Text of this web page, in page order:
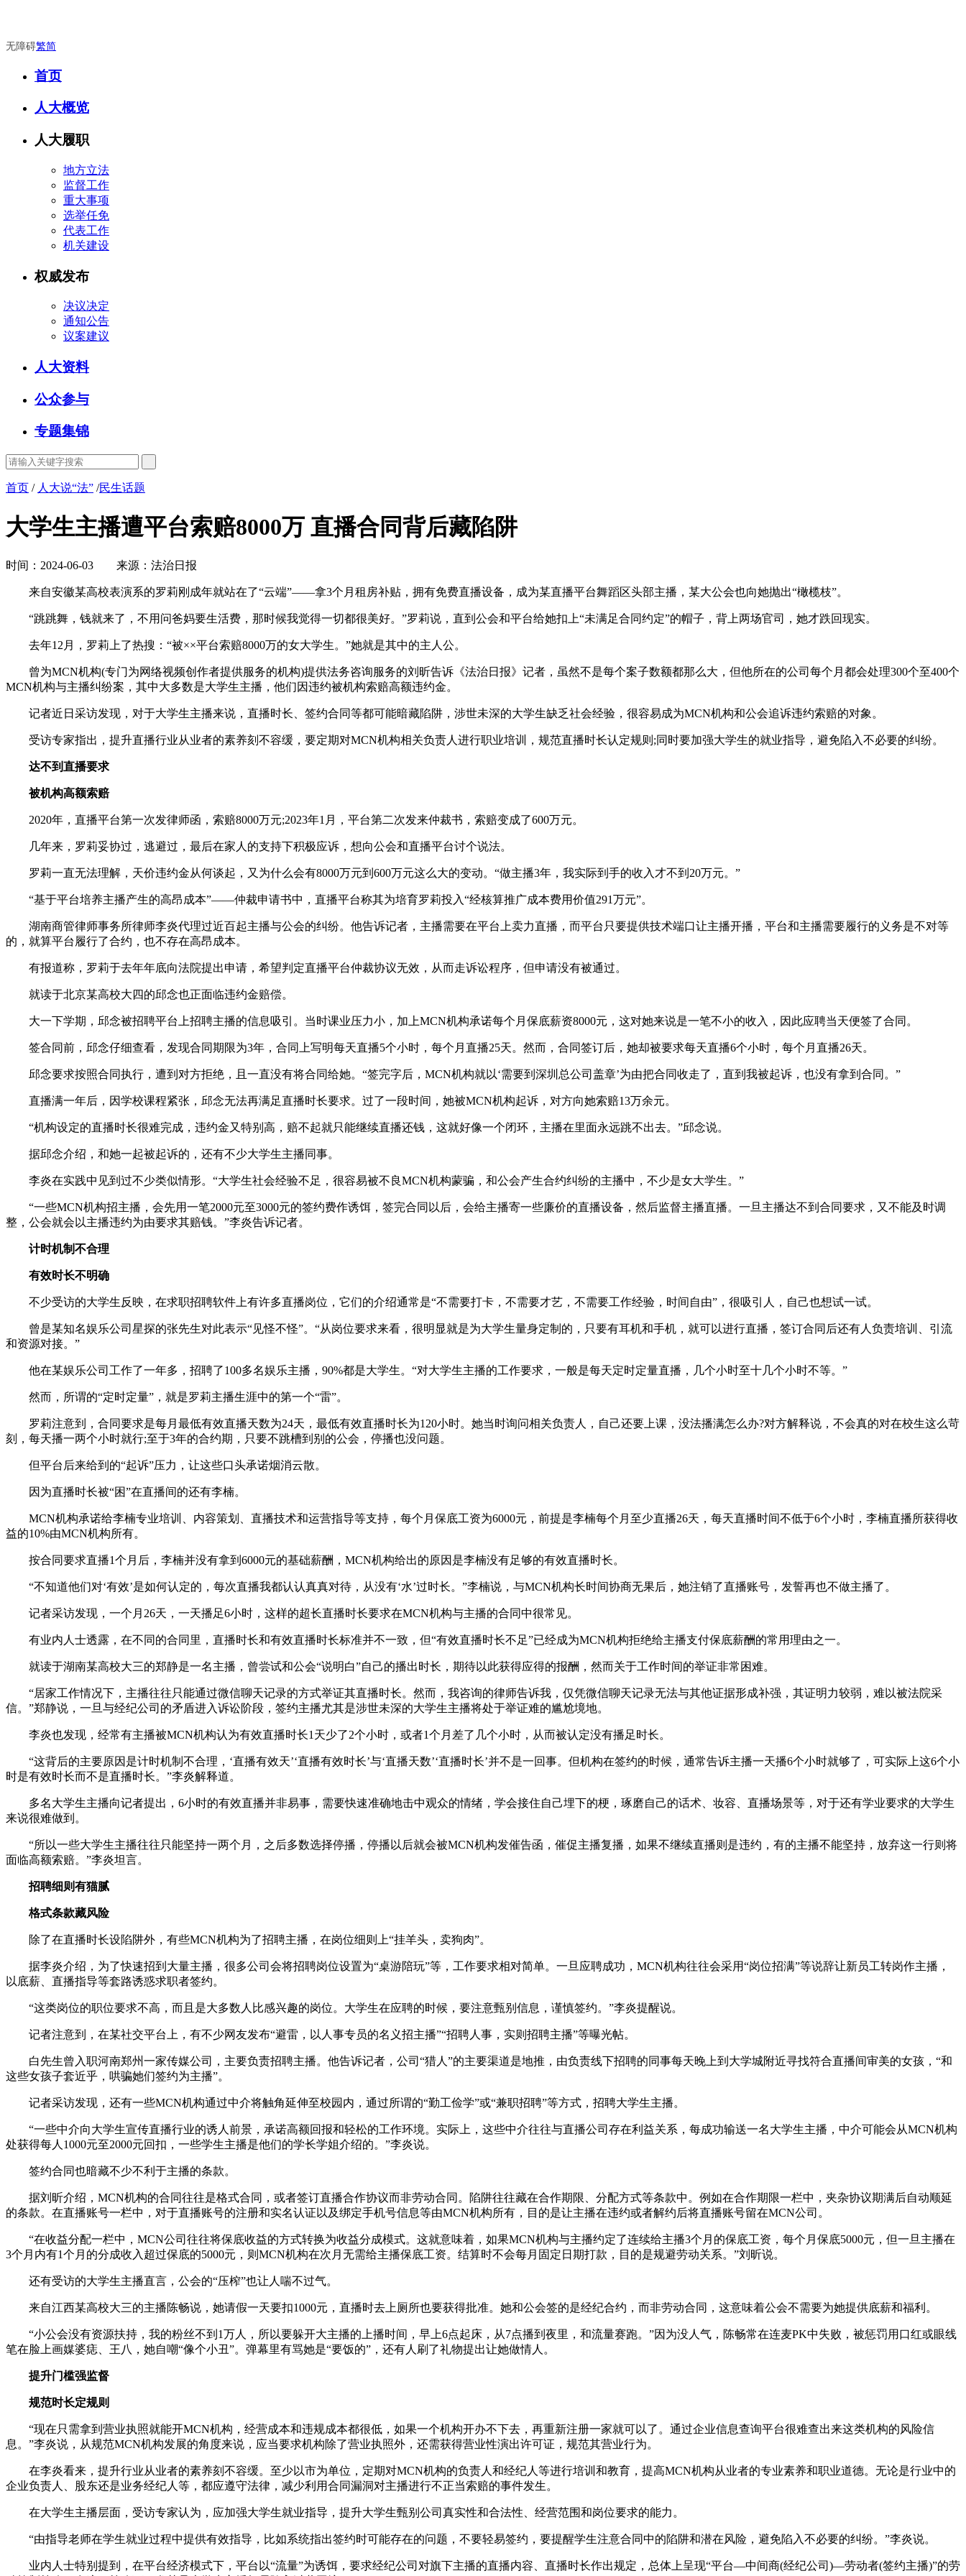
无障碍繁简
首页
人大概览
人大履职
地方立法
监督工作
重大事项
选举任免
代表工作
机关建设
权威发布
决议决定
通知公告
议案建议
人大资料
公众参与
专题集锦
首页 / 人大说“法” /民生话题
大学生主播遭平台索赔8000万 直播合同背后藏陷阱
时间：2024-06-03 来源：法治日报
来自安徽某高校表演系的罗莉刚成年就站在了“云端”——拿3个月租房补贴，拥有免费直播设备，成为某直播平台舞蹈区头部主播，某大公会也向她抛出“橄榄枝”。
“跳跳舞，钱就来了，不用问爸妈要生活费，那时候我觉得一切都很美好。”罗莉说，直到公会和平台给她扣上“未满足合同约定”的帽子，背上两场官司，她才跌回现实。
去年12月，罗莉上了热搜：“被××平台索赔8000万的女大学生。”她就是其中的主人公。
曾为MCN机构(专门为网络视频创作者提供服务的机构)提供法务咨询服务的刘昕告诉《法治日报》记者，虽然不是每个案子数额都那么大，但他所在的公司每个月都会处理300个至400个
MCN机构与主播纠纷案，其中大多数是大学生主播，他们因违约被机构索赔高额违约金。
记者近日采访发现，对于大学生主播来说，直播时长、签约合同等都可能暗藏陷阱，涉世未深的大学生缺乏社会经验，很容易成为MCN机构和公会追诉违约索赔的对象。
受访专家指出，提升直播行业从业者的素养刻不容缓，要定期对MCN机构相关负责人进行职业培训，规范直播时长认定规则;同时要加强大学生的就业指导，避免陷入不必要的纠纷。
达不到直播要求
被机构高额索赔
2020年，直播平台第一次发律师函，索赔8000万元;2023年1月，平台第二次发来仲裁书，索赔变成了600万元。
几年来，罗莉妥协过，逃避过，最后在家人的支持下积极应诉，想向公会和直播平台讨个说法。
罗莉一直无法理解，天价违约金从何谈起，又为什么会有8000万元到600万元这么大的变动。“做主播3年，我实际到手的收入才不到20万元。”
“基于平台培养主播产生的高昂成本”——仲裁申请书中，直播平台称其为培育罗莉投入“经核算推广成本费用价值291万元”。
湖南商管律师事务所律师李炎代理过近百起主播与公会的纠纷。他告诉记者，主播需要在平台上卖力直播，而平台只要提供技术端口让主播开播，平台和主播需要履行的义务是不对等
的，就算平台履行了合约，也不存在高昂成本。
有报道称，罗莉于去年年底向法院提出申请，希望判定直播平台仲裁协议无效，从而走诉讼程序，但申请没有被通过。
就读于北京某高校大四的邱念也正面临违约金赔偿。
大一下学期，邱念被招聘平台上招聘主播的信息吸引。当时课业压力小，加上MCN机构承诺每个月保底薪资8000元，这对她来说是一笔不小的收入，因此应聘当天便签了合同。
签合同前，邱念仔细查看，发现合同期限为3年，合同上写明每天直播5个小时，每个月直播25天。然而，合同签订后，她却被要求每天直播6个小时，每个月直播26天。
邱念要求按照合同执行，遭到对方拒绝，且一直没有将合同给她。“签完字后，MCN机构就以‘需要到深圳总公司盖章’为由把合同收走了，直到我被起诉，也没有拿到合同。”
直播满一年后，因学校课程紧张，邱念无法再满足直播时长要求。过了一段时间，她被MCN机构起诉，对方向她索赔13万余元。
“机构设定的直播时长很难完成，违约金又特别高，赔不起就只能继续直播还钱，这就好像一个闭环，主播在里面永远跳不出去。”邱念说。
据邱念介绍，和她一起被起诉的，还有不少大学生主播同事。
李炎在实践中见到过不少类似情形。“大学生社会经验不足，很容易被不良MCN机构蒙骗，和公会产生合约纠纷的主播中，不少是女大学生。”
“一些MCN机构招主播，会先用一笔2000元至3000元的签约费作诱饵，签完合同以后，会给主播寄一些廉价的直播设备，然后监督主播直播。一旦主播达不到合同要求，又不能及时调
整，公会就会以主播违约为由要求其赔钱。”李炎告诉记者。
计时机制不合理
有效时长不明确
不少受访的大学生反映，在求职招聘软件上有许多直播岗位，它们的介绍通常是“不需要打卡，不需要才艺，不需要工作经验，时间自由”，很吸引人，自己也想试一试。
曾是某知名娱乐公司星探的张先生对此表示“见怪不怪”。“从岗位要求来看，很明显就是为大学生量身定制的，只要有耳机和手机，就可以进行直播，签订合同后还有人负责培训、引流
和资源对接。”
他在某娱乐公司工作了一年多，招聘了100多名娱乐主播，90%都是大学生。“对大学生主播的工作要求，一般是每天定时定量直播，几个小时至十几个小时不等。”
然而，所谓的“定时定量”，就是罗莉主播生涯中的第一个“雷”。
罗莉注意到，合同要求是每月最低有效直播天数为24天，最低有效直播时长为120小时。她当时询问相关负责人，自己还要上课，没法播满怎么办?对方解释说，不会真的对在校生这么苛
刻，每天播一两个小时就行;至于3年的合约期，只要不跳槽到别的公会，停播也没问题。
但平台后来给到的“起诉”压力，让这些口头承诺烟消云散。
因为直播时长被“困”在直播间的还有李楠。
MCN机构承诺给李楠专业培训、内容策划、直播技术和运营指导等支持，每个月保底工资为6000元，前提是李楠每个月至少直播26天，每天直播时间不低于6个小时，李楠直播所获得收
益的10%由MCN机构所有。
按合同要求直播1个月后，李楠并没有拿到6000元的基础薪酬，MCN机构给出的原因是李楠没有足够的有效直播时长。
“不知道他们对‘有效’是如何认定的，每次直播我都认认真真对待，从没有‘水’过时长。”李楠说，与MCN机构长时间协商无果后，她注销了直播账号，发誓再也不做主播了。
记者采访发现，一个月26天，一天播足6小时，这样的超长直播时长要求在MCN机构与主播的合同中很常见。
有业内人士透露，在不同的合同里，直播时长和有效直播时长标准并不一致，但“有效直播时长不足”已经成为MCN机构拒绝给主播支付保底薪酬的常用理由之一。
就读于湖南某高校大三的郑静是一名主播，曾尝试和公会“说明白”自己的播出时长，期待以此获得应得的报酬，然而关于工作时间的举证非常困难。
“居家工作情况下，主播往往只能通过微信聊天记录的方式举证其直播时长。然而，我咨询的律师告诉我，仅凭微信聊天记录无法与其他证据形成补强，其证明力较弱，难以被法院采
信。”郑静说，一旦与经纪公司的矛盾进入诉讼阶段，签约主播尤其是涉世未深的大学生主播将处于举证难的尴尬境地。
李炎也发现，经常有主播被MCN机构认为有效直播时长1天少了2个小时，或者1个月差了几个小时，从而被认定没有播足时长。
“这背后的主要原因是计时机制不合理，‘直播有效天’‘直播有效时长’与‘直播天数’‘直播时长’并不是一回事。但机构在签约的时候，通常告诉主播一天播6个小时就够了，可实际上这6个小
时是有效时长而不是直播时长。”李炎解释道。
多名大学生主播向记者提出，6小时的有效直播并非易事，需要快速准确地击中观众的情绪，学会接住自己埋下的梗，琢磨自己的话术、妆容、直播场景等，对于还有学业要求的大学生
来说很难做到。
“所以一些大学生主播往往只能坚持一两个月，之后多数选择停播，停播以后就会被MCN机构发催告函，催促主播复播，如果不继续直播则是违约，有的主播不能坚持，放弃这一行则将
面临高额索赔。”李炎坦言。
招聘细则有猫腻
格式条款藏风险
除了在直播时长设陷阱外，有些MCN机构为了招聘主播，在岗位细则上“挂羊头，卖狗肉”。
据李炎介绍，为了快速招到大量主播，很多公司会将招聘岗位设置为“桌游陪玩”等，工作要求相对简单。一旦应聘成功，MCN机构往往会采用“岗位招满”等说辞让新员工转岗作主播，
以底薪、直播指导等套路诱惑求职者签约。
“这类岗位的职位要求不高，而且是大多数人比感兴趣的岗位。大学生在应聘的时候，要注意甄别信息，谨慎签约。”李炎提醒说。
记者注意到，在某社交平台上，有不少网友发布“避雷，以人事专员的名义招主播”“招聘人事，实则招聘主播”等曝光帖。
白先生曾入职河南郑州一家传媒公司，主要负责招聘主播。他告诉记者，公司“猎人”的主要渠道是地推，由负责线下招聘的同事每天晚上到大学城附近寻找符合直播间审美的女孩，“和
这些女孩子套近乎，哄骗她们签约为主播”。
记者采访发现，还有一些MCN机构通过中介将触角延伸至校园内，通过所谓的“勤工俭学”或“兼职招聘”等方式，招聘大学生主播。
“一些中介向大学生宣传直播行业的诱人前景，承诺高额回报和轻松的工作环境。实际上，这些中介往往与直播公司存在利益关系，每成功输送一名大学生主播，中介可能会从MCN机构
处获得每人1000元至2000元回扣，一些学生主播是他们的学长学姐介绍的。”李炎说。
签约合同也暗藏不少不利于主播的条款。
据刘昕介绍，MCN机构的合同往往是格式合同，或者签订直播合作协议而非劳动合同。陷阱往往藏在合作期限、分配方式等条款中。例如在合作期限一栏中，夹杂协议期满后自动顺延
的条款。在直播账号一栏中，对于直播账号的注册和实名认证以及绑定手机号信息等由MCN机构所有，目的是让主播在违约或者解约后将直播账号留在MCN公司。
“在收益分配一栏中，MCN公司往往将保底收益的方式转换为收益分成模式。这就意味着，如果MCN机构与主播约定了连续给主播3个月的保底工资，每个月保底5000元，但一旦主播在
3个月内有1个月的分成收入超过保底的5000元，则MCN机构在次月无需给主播保底工资。结算时不会每月固定日期打款，目的是规避劳动关系。”刘昕说。
还有受访的大学生主播直言，公会的“压榨”也让人喘不过气。
来自江西某高校大三的主播陈畅说，她请假一天要扣1000元，直播时去上厕所也要获得批准。她和公会签的是经纪合约，而非劳动合同，这意味着公会不需要为她提供底薪和福利。
“小公会没有资源扶持，我的粉丝不到1万人，所以要躲开大主播的上播时间，早上6点起床，从7点播到夜里，和流量赛跑。”因为没人气，陈畅常在连麦PK中失败，被惩罚用口红或眼线
笔在脸上画媒婆痣、王八，她自嘲“像个小丑”。弹幕里有骂她是“要饭的”，还有人刷了礼物提出让她做情人。
提升门槛强监督
规范时长定规则
“现在只需拿到营业执照就能开MCN机构，经营成本和违规成本都很低，如果一个机构开办不下去，再重新注册一家就可以了。通过企业信息查询平台很难查出来这类机构的风险信
息。”李炎说，从规范MCN机构发展的角度来说，应当要求机构除了营业执照外，还需获得营业性演出许可证，规范其营业行为。
在李炎看来，提升行业从业者的素养刻不容缓。至少以市为单位，定期对MCN机构的负责人和经纪人等进行培训和教育，提高MCN机构从业者的专业素养和职业道德。无论是行业中的
企业负责人、股东还是业务经纪人等，都应遵守法律，减少利用合同漏洞对主播进行不正当索赔的事件发生。
在大学生主播层面，受访专家认为，应加强大学生就业指导，提升大学生甄别公司真实性和合法性、经营范围和岗位要求的能力。
“由指导老师在学生就业过程中提供有效指导，比如系统指出签约时可能存在的问题，不要轻易签约，要提醒学生注意合同中的陷阱和潜在风险，避免陷入不必要的纠纷。”李炎说。
业内人士特别提到，在平台经济模式下，平台以“流量”为诱饵，要求经纪公司对旗下主播的直播内容、直播时长作出规定，总体上呈现“平台—中间商(经纪公司)—劳动者(签约主播)”的劳